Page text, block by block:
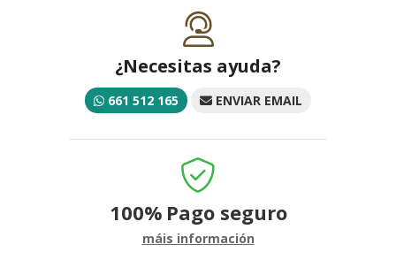
¿Necesitas ayuda?
661 512 165 ENVIAR EMAIL
100% Pago seguro
máis información